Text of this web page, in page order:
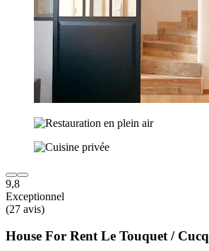
9,8
Exceptionnel
(27 avis)
House For Rent Le Touquet / Cucq